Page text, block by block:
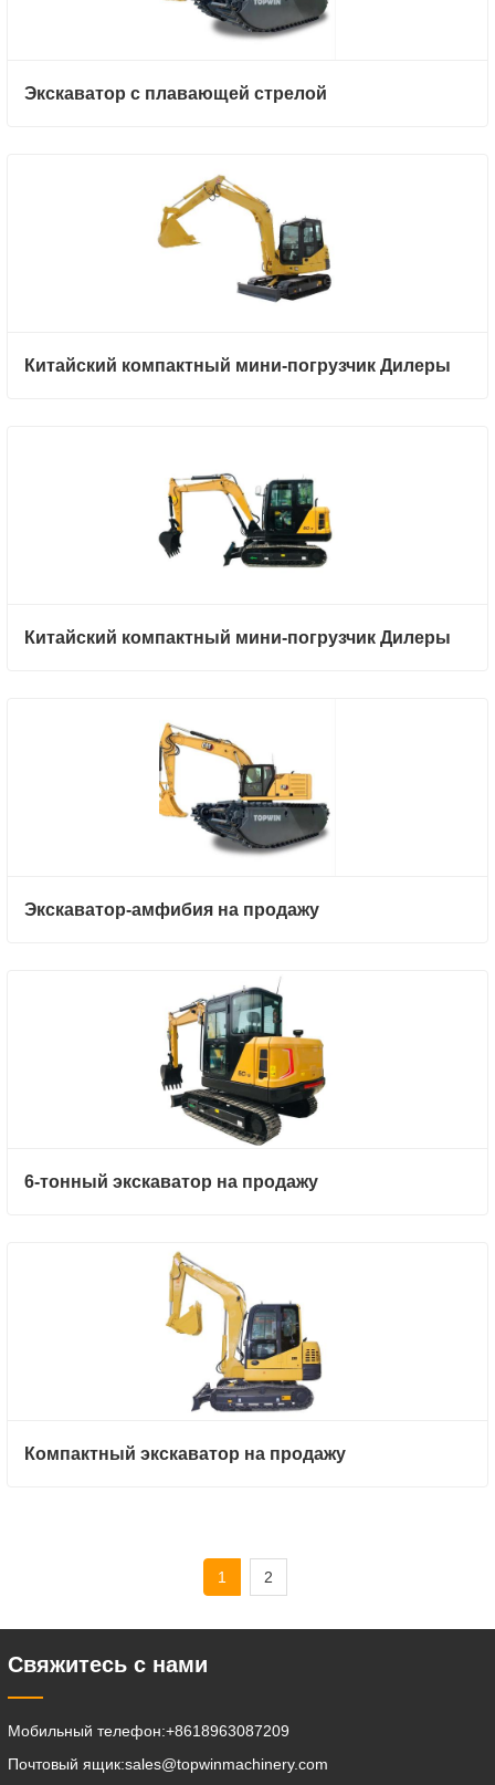
Экскаватор с плавающей стрелой
Китайский компактный мини-погрузчик Дилеры
Китайский компактный мини-погрузчик Дилеры
Экскаватор-амфибия на продажу
6-тонный экскаватор на продажу
Компактный экскаватор на продажу
1 2
Свяжитесь с нами
Мобильный телефон:+8618963087209
Почтовый ящик:sales@topwinmachinery.com